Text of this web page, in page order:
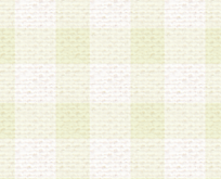
せるとともに、本規約
を使用させるものとし ま
景品、調査サンプル品
等の問い合わせなどへ
はグループ形式による